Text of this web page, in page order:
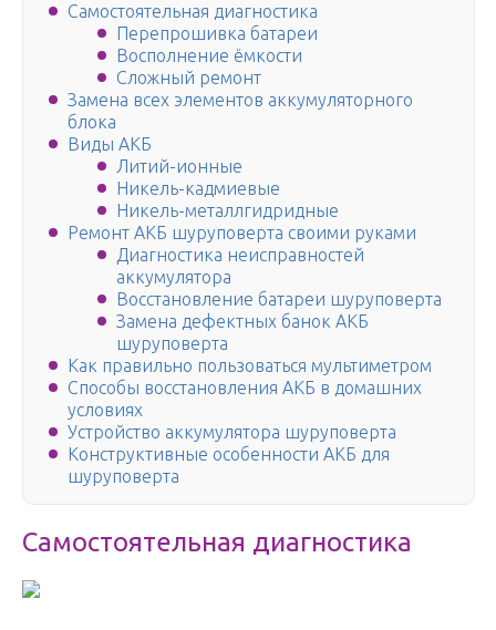
Самостоятельная диагностика
Перепрошивка батареи
Восполнение ёмкости
Сложный ремонт
Замена всех элементов аккумуляторного
блока
Виды АКБ
Литий-ионные
Никель-кадмиевые
Никель-металлгидридные
Ремонт АКБ шуруповерта своими руками
Диагностика неисправностей
аккумулятора
Восстановление батареи шуруповерта
Замена дефектных банок АКБ
шуруповерта
Как правильно пользоваться мультиметром
Способы восстановления АКБ в домашних
условиях
Устройство аккумулятора шуруповерта
Конструктивные особенности АКБ для
шуруповерта
Самостоятельная диагностика